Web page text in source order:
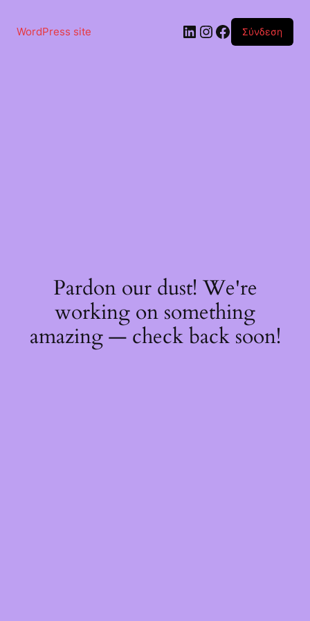
περιεχόμενο
WordPress site Linkedin
Instagram
Facebook
Σύνδεση
Pardon our dust! We're
working on something
amazing — check back soon!